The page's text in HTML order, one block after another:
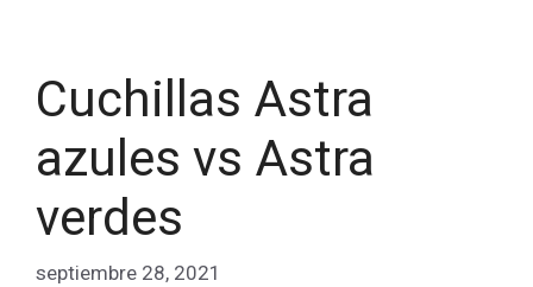
Cuchillas Astra
azules vs Astra
verdes
septiembre 28, 2021